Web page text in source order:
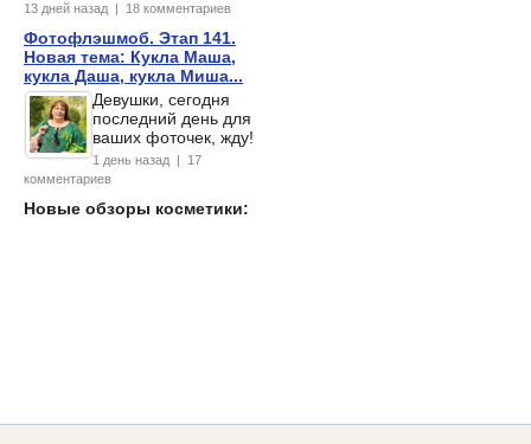
13 дней назад | 18 комментариев
Фотофлэшмоб. Этап 141.
Новая тема: Кукла Маша,
кукла Даша, кукла Миша...
Девушки, сегодня
последний день для
ваших фоточек, жду!
1 день назад | 17
комментариев
Новые обзоры косметики: